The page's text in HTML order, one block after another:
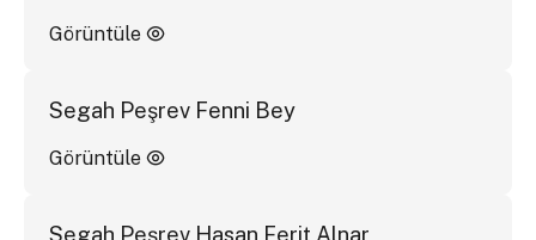
Görüntüle
Segah Peşrev Fenni Bey
Görüntüle
Segah Peşrev Hasan Ferit Alnar